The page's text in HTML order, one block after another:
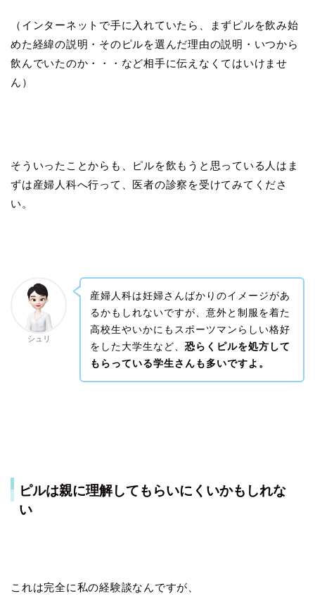
（インターネットで手に入れていたら、まずピルを飲み始
めた経緯の説明・そのピルを選んだ理由の説明・いつから
飲んでいたのか・・・など相手に伝えなくてはいけませ
ん）
そういったことからも、ピルを飲もうと思っている人はま
ずは産婦人科へ行って、医者の診察を受けてみてくださ
い。
シュリ
産婦人科は妊婦さんばかりのイメージがあ
るかもしれないですが、意外と制服を着た
高校生やいかにもスポーツマンらしい格好
をした大学生など、 恐らくピルを処方して
もらっている学生さんも多いですよ。
ピルは親に理解してもらいにくいかもしれな
い
これは完全に私の経験談なんですが、